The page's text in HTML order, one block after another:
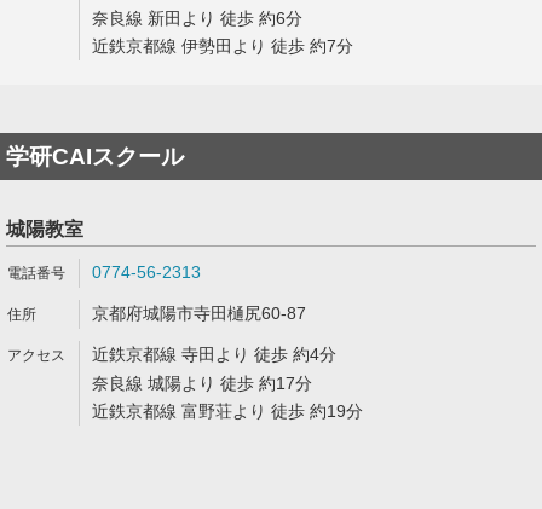
奈良線 新田より 徒歩 約6分
近鉄京都線 伊勢田より 徒歩 約7分
学研CAIスクール
城陽教室
0774-56-2313
京都府城陽市寺田樋尻60-87
近鉄京都線 寺田より 徒歩 約4分
奈良線 城陽より 徒歩 約17分
近鉄京都線 富野荘より 徒歩 約19分